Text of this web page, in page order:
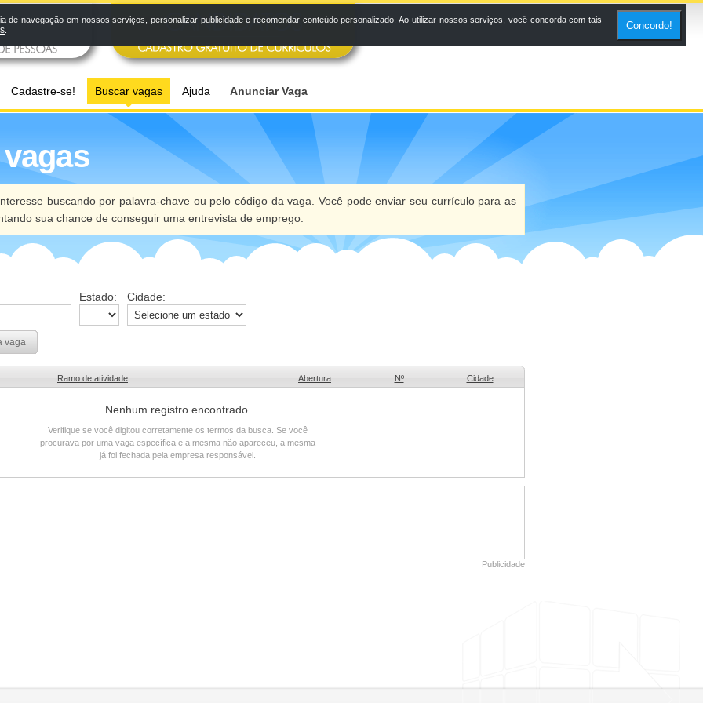
Cadastre-se! Buscar vagas Ajuda Anunciar Vaga
buscando por palavra-chave ou pelo código da vaga. Você pode enviar seu currículo para as
sua chance de conseguir uma entrevista de emprego.
Estado: Cidade:
vaga
Ramo de atividade Abertura Nº Cidade
Nenhum registro encontrado.
Verifique se você digitou corretamente os termos da busca. Se você
procurava por uma vaga específica e a mesma não apareceu, a mesma
já foi fechada pela empresa responsável.
Publicidade
navegação em nossos serviços, personalizar publicidade e recomendar conteúdo personalizado. Ao utilizar nossos serviços, você concorda com tais
Concordo!